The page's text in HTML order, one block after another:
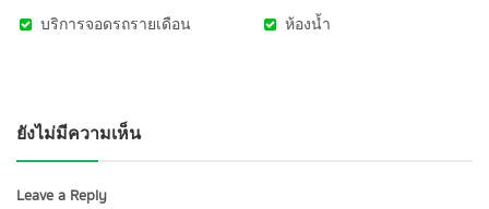
บริการจอดรถรายเดือน
ห้องน้ำ
ยังไม่มีความเห็น
Leave a Reply